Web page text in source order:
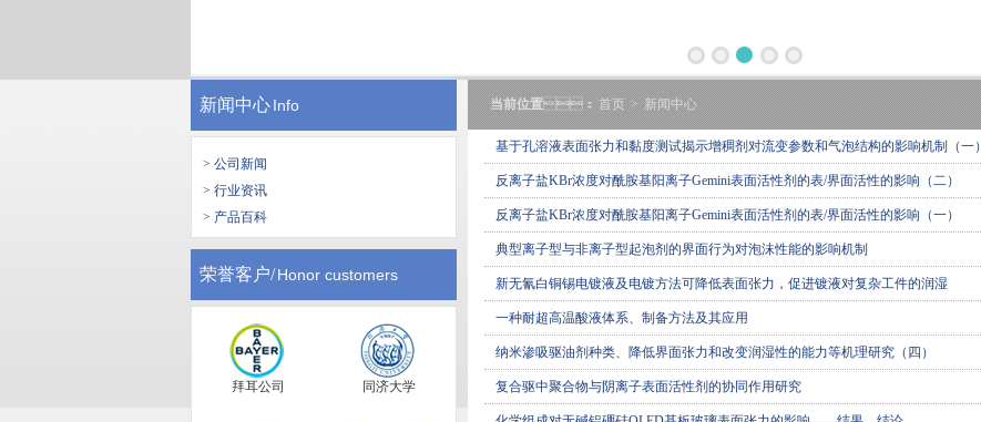
新闻中心Info
> 公司新闻
> 行业资讯
> 产品百科
荣誉客户/Honor customers
拜耳公司 同济大学
当前位置： 首页 > 新闻中心
基于孔溶液表面张力和黏度测试揭示增稠剂对流变参数和气泡结构的影响机制（一）
反离子盐KBr浓度对酰胺基阳离子Gemini表面活性剂的表/界面活性的影响（二）
反离子盐KBr浓度对酰胺基阳离子Gemini表面活性剂的表/界面活性的影响（一）
典型离子型与非离子型起泡剂的界面行为对泡沫性能的影响机制
新无氰白铜锡电镀液及电镀方法可降低表面张力，促进镀液对复杂工件的润湿
一种耐超高温酸液体系、制备方法及其应用
纳米渗吸驱油剂种类、降低界面张力和改变润湿性的能力等机理研究（四）
复合驱中聚合物与阴离子表面活性剂的协同作用研究